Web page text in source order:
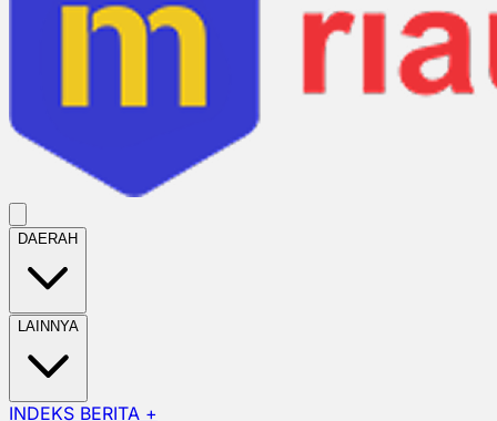
DAERAH
LAINNYA
INDEKS BERITA +